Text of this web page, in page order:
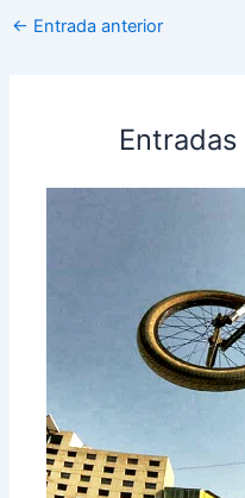
← Entrada anterior